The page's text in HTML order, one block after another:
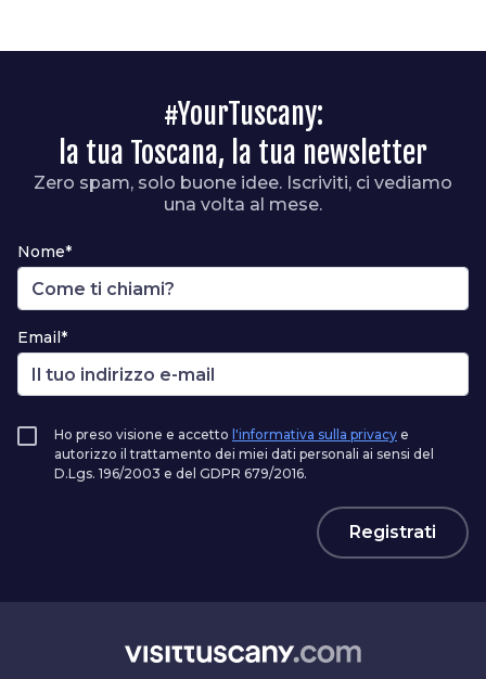
#YourTuscany:
la tua Toscana, la tua newsletter
Zero spam, solo buone idee. Iscriviti, ci vediamo
una volta al mese.
Nome*
Email*
Ho preso visione e accetto l'informativa sulla privacy e
autorizzo il trattamento dei miei dati personali ai sensi del
D.Lgs. 196/2003 e del GDPR 679/2016.
Registrati